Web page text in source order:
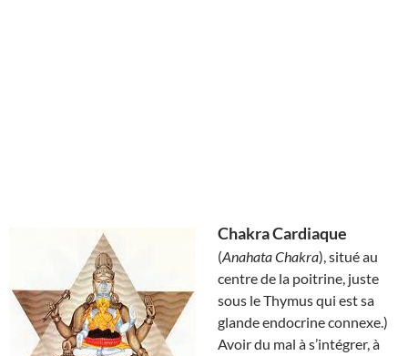
Chakra Cardiaque
(Anahata Chakra), situé au
centre de la poitrine, juste
sous le Thymus qui est sa
glande endocrine connexe.)
Avoir du mal à s’intégrer, à